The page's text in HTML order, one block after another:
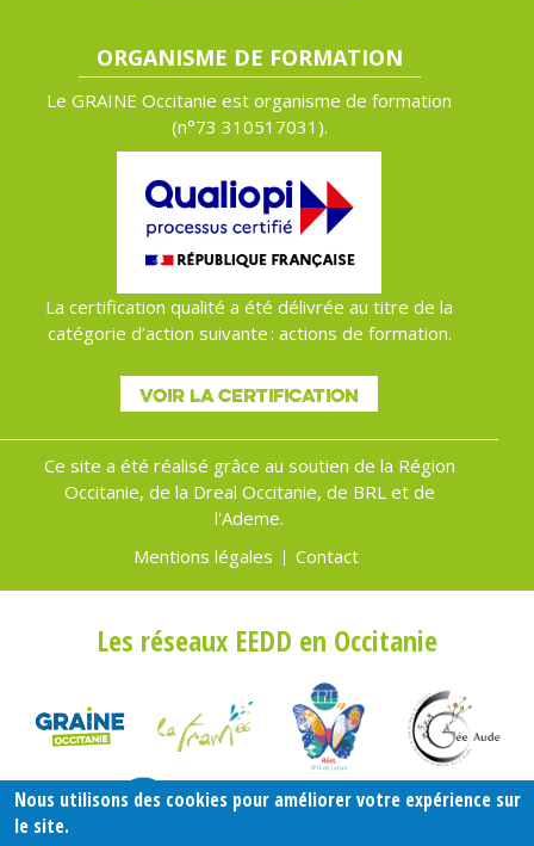
ORGANISME DE FORMATION
Le GRAINE Occitanie est organisme de formation
(n°73 310517031).
La certification qualité a été délivrée au titre de la
catégorie d’action suivante : actions de formation.
VOIR LA CERTIFICATION
Ce site a été réalisé grâce au soutien de la Région
Occitanie, de la Dreal Occitanie, de BRL et de
l'Ademe.
Menu
Mentions légales Contact
Les réseaux EEDD en Occitanie
Nous utilisons des cookies pour améliorer votre expérience sur
le site.